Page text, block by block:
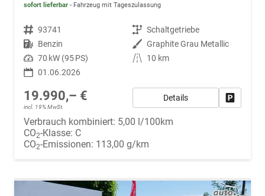
sofort lieferbar Fahrzeug mit Tageszulassung
Fahrzeugnr. 93741 Getriebe Schaltgetriebe
Kraftstoff Benzin Außenfarbe Graphite Grau Metallic
Leistung 70 kW (95 PS) Kilometerstand
10 km
01.06.2026
19.990,– €
incl. 19% MwSt.
Details
Verbrauch kombiniert: 5,00 l/100km
CO2-Klasse: C
CO2-Emissionen: 113,00 g/km